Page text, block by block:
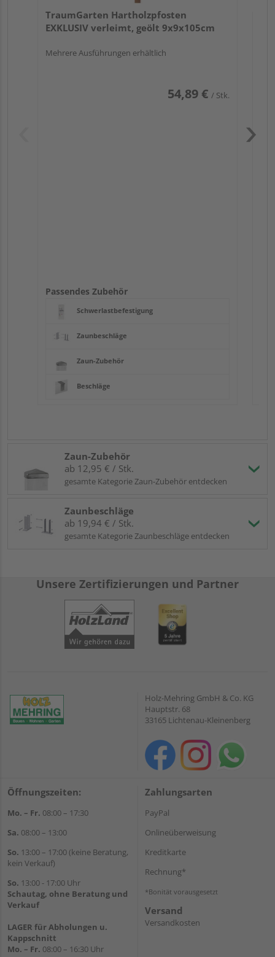
TraumGarten Hartholzpfosten
EXKLUSIV verleimt, geölt 9x9x105cm
Mehrere Ausführungen erhältlich
54,89 € / Stk.
Passendes Zubehör
Schwerlastbefestigung
Zaunbeschläge
Zaun-Zubehör
Beschläge
Zaun-Zubehör
ab 12,95 € / Stk.
gesamte Kategorie Zaun-Zubehör entdecken
Zaunbeschläge
ab 19,94 € / Stk.
gesamte Kategorie Zaunbeschläge entdecken
Unsere Zertifizierungen und Partner
Holz-Mehring GmbH & Co. KG
Hauptstr. 68
33165 Lichtenau-Kleinenberg
Öffnungszeiten:
Mo. – Fr. 08:00 – 17:30
Sa. 08:00 – 13:00
So. 13:00 – 17:00 (keine Beratung,
kein Verkauf)
So. 13:00 - 17:00 Uhr
Schautag, ohne Beratung und
Verkauf
LAGER für Abholungen u.
Kappschnitt
Mo. – Fr. 08:00 – 16:30 Uhr
Zahlungsarten
PayPal
Onlineüberweisung
Kreditkarte
Rechnung*
*Bonität vorausgesetzt
Versand
Versandkosten